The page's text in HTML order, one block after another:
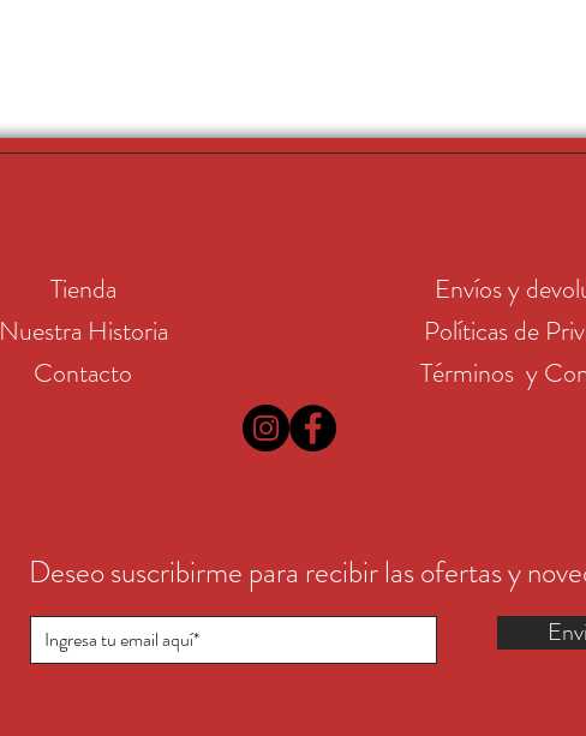
Tienda
Nuestra Historia
Contacto
Envíos y
Políticas de
Términos y
Deseo suscribirme para recibir las ofertas y